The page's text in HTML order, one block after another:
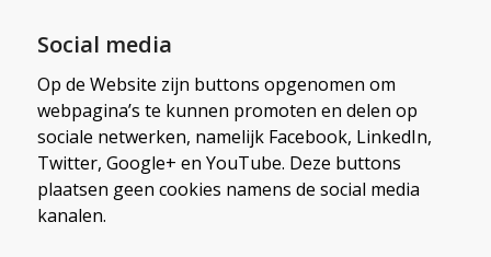
Social media
Op de Website zijn buttons opgenomen om
webpagina’s te kunnen promoten en delen op
sociale netwerken, namelijk Facebook, LinkedIn,
Twitter, Google+ en YouTube. Deze buttons
plaatsen geen cookies namens de social media
kanalen.